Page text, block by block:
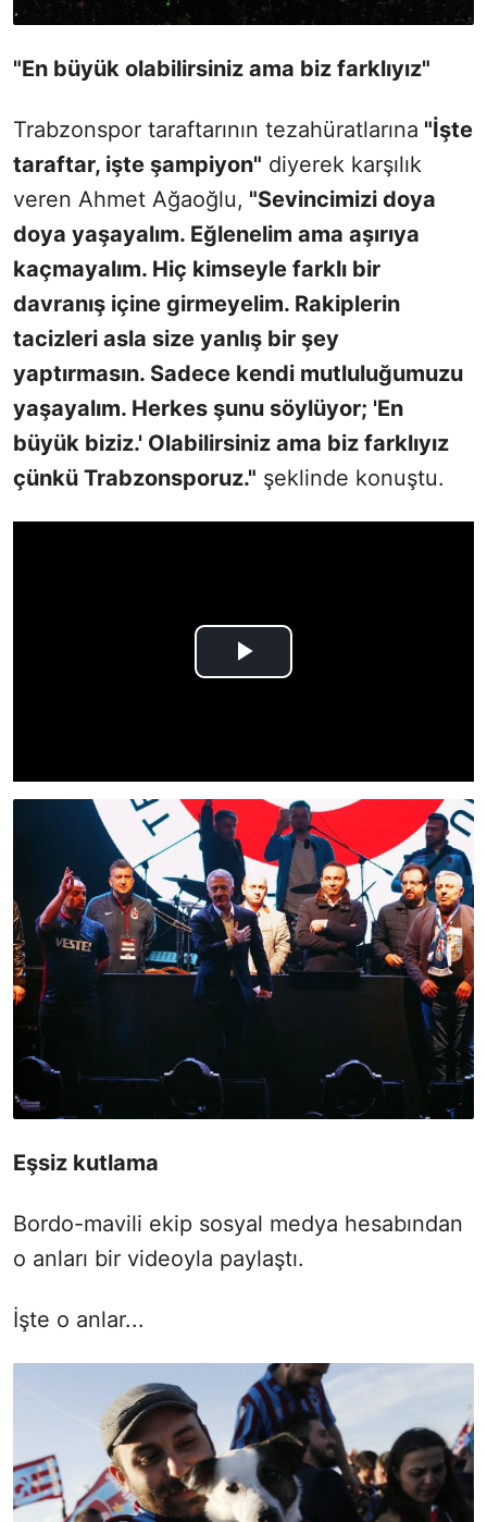
"En büyük olabilirsiniz ama biz farklıyız"
Trabzonspor taraftarının tezahüratlarına "İşte
taraftar, işte şampiyon" diyerek karşılık
veren Ahmet Ağaoğlu, "Sevincimizi doya
doya yaşayalım. Eğlenelim ama aşırıya
kaçmayalım. Hiç kimseyle farklı bir
davranış içine girmeyelim. Rakiplerin
tacizleri asla size yanlış bir şey
yaptırmasın. Sadece kendi mutluluğumuzu
yaşayalım. Herkes şunu söylüyor; 'En
büyük biziz.' Olabilirsiniz ama biz farklıyız
çünkü Trabzonsporuz." şeklinde konuştu.
Eşsiz kutlama
Bordo-mavili ekip sosyal medya hesabından
o anları bir videoyla paylaştı.
İşte o anlar...